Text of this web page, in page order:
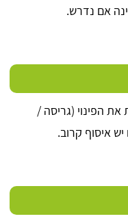
אם נדרש.
הפינוי (גריסה /
איסוף קרוב.